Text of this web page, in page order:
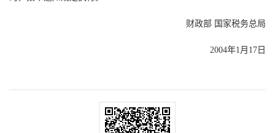
财政部 国家税务总局
2004年1月17日